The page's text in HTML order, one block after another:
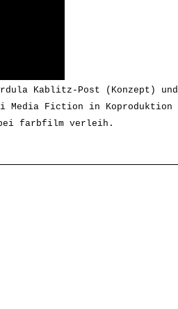
Kablitz-Post (Konzept) und
Media Fiction in Koproduktion
farbfilm verleih.